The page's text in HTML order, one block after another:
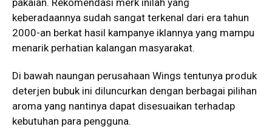
pakaian. Rekomendasi merk inilah yang
keberadaannya sudah sangat terkenal dari era tahun
2000-an berkat hasil kampanye iklannya yang mampu
menarik perhatian kalangan masyarakat.
Di bawah naungan perusahaan Wings tentunya produk
deterjen bubuk ini diluncurkan dengan berbagai pilihan
aroma yang nantinya dapat disesuaikan terhadap
kebutuhan para pengguna.